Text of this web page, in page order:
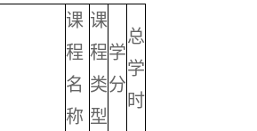
课
程
名
称
课
程
类
型
学
分
总
学
时